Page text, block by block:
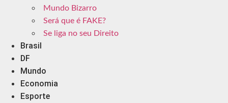
Mundo Bizarro
Será que é FAKE?
Se liga no seu Direito
Brasil
DF
Mundo
Economia
Esporte